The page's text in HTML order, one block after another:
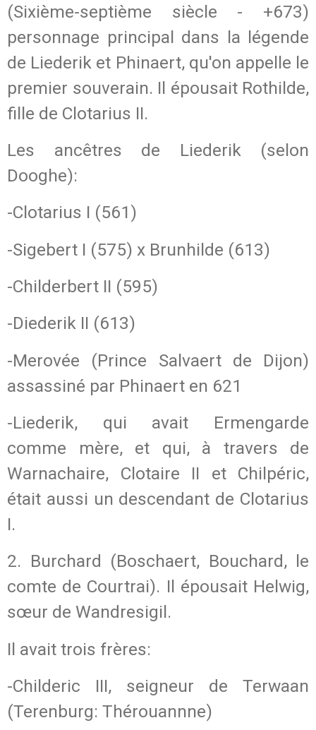
(Sixième-septième siècle - +673)
personnage principal dans la légende
de Liederik et Phinaert, qu'on appelle le
premier souverain. Il épousait Rothilde,
fille de Clotarius II.
Les ancêtres de Liederik (selon
Dooghe):
-Clotarius I (561)
-Sigebert I (575) x Brunhilde (613)
-Childerbert II (595)
-Diederik II (613)
-Merovée (Prince Salvaert de Dijon)
assassiné par Phinaert en 621
-Liederik, qui avait Ermengarde
comme mère, et qui, à travers de
Warnachaire, Clotaire II et Chilpéric,
était aussi un descendant de Clotarius
I.
2. Burchard (Boschaert, Bouchard, le
comte de Courtrai). Il épousait Helwig,
sœur de Wandresigil.
Il avait trois frères:
-Childeric III, seigneur de Terwaan
(Terenburg: Thérouannne)